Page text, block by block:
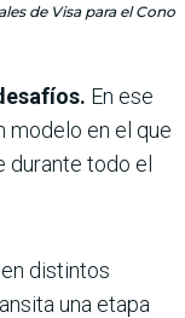
de Visa para el Cono
En ese
modelo en el que
durante todo el
distintos
una etapa